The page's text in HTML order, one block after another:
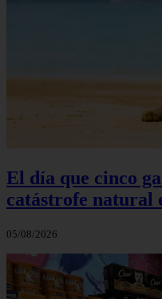
El día que cinco
catástrofe natural
05/08/2026